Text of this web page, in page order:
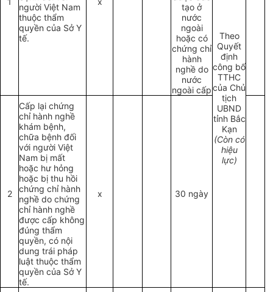
người Việt Nam
thuộc thẩm
quyền của Sở Y
tế.
tạo ở
nước
ngoài
hoặc có
chứng chỉ
hành
nghề do
nước
ngoài cấp
Theo
Quyết
định
công bố
TTHC
của Chủ
tịch
UBND
tỉnh Bắc
Kạn
(Còn có
hiệu
lực)
2
Cấp lại chứng
chỉ hành nghề
khám bệnh,
chữa bệnh đối
với người Việt
Nam bị mất
hoặc hư hỏng
hoặc bị thu hồi
chứng chỉ hành
nghề do chứng
chỉ hành nghề
được cấp không
đúng thẩm
quyền, có nội
dung trái pháp
luật thuộc thẩm
quyền của Sở Y
tế.
x 30 ngày